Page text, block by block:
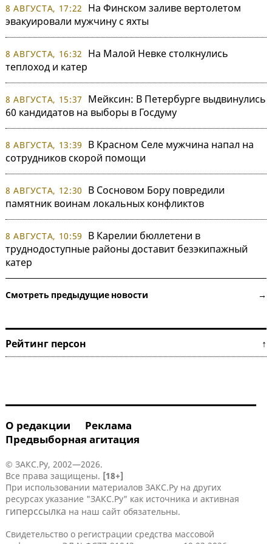
8 АВГУСТА, 17:22
На Финском заливе вертолетом
эвакуировали мужчину с яхты
8 АВГУСТА, 16:32
На Малой Невке столкнулись
теплоход и катер
8 АВГУСТА, 15:37
Мейксин: В Петербурге выдвинулись
60 кандидатов на выборы в Госдуму
8 АВГУСТА, 13:39
В Красном Селе мужчина напал на
сотрудников скорой помощи
8 АВГУСТА, 12:30
В Сосновом Бору повредили
памятник воинам локальных конфликтов
8 АВГУСТА, 10:59
В Карелии бюллетени в
труднодоступные районы доставит безэкипажный
катер
Смотреть предыдущие новости →
Рейтинг персон ↑
О редакции
Реклама
Предвыборная агитация
© ЗАКС.Ру, 2002—2026.
Все права защищены. [18+]
При использовании материалов ЗАКС.Ру на других
ресурсах указание "ЗАКС.Ру" как источника и активная
гиперссылка на наш сайт обязательны.
Свидетельство о регистрации средства массовой